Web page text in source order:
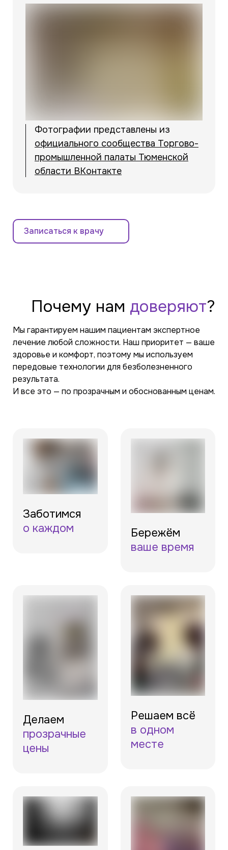
Фотографии представлены из
официального сообщества Торгово-
промышленной палаты Тюменской
области ВКонтакте
Записаться к врачу
Почему нам доверяют?
Мы гарантируем нашим пациентам экспертное
лечение любой сложности. Наш приоритет — ваше
здоровье и комфорт, поэтому мы используем
передовые технологии для безболезненного
результата.
И все это — по прозрачным и обоснованным ценам.
Заботимся
о каждом
Бережём
ваше время
Делаем
прозрачные
цены
Решаем всё
в одном
месте